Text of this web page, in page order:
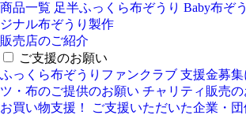
商品一覧 足半ふっくら布ぞうり Baby布ぞ
ジナル布ぞうり製作
販売店のご紹介
ご支援のお願い
ふっくら布ぞうりファンクラブ 支援金募集
ツ・布のご提供のお願い チャリティ販売の
お買い物支援！
ご支援いただいた企業・団